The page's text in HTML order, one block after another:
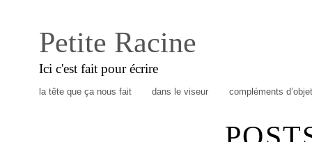
Petite Racine
Ici c'est fait pour écrire
la tête que ça nous fait dans le viseur compléments